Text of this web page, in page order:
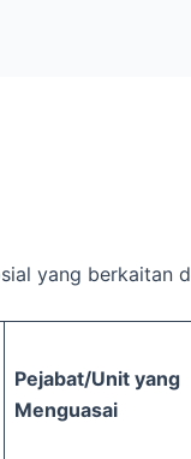
yang berkaitan
Pejabat/Unit yang
Menguasai